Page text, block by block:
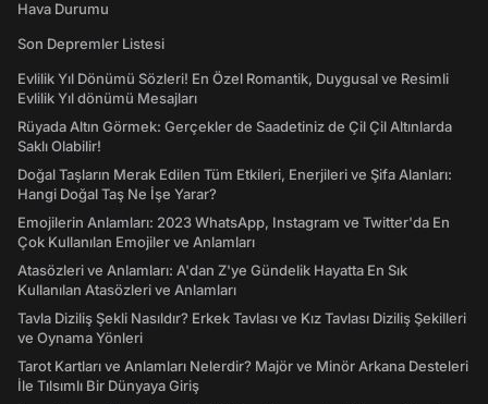
Hava Durumu
Son Depremler Listesi
Evlilik Yıl Dönümü Sözleri! En Özel Romantik, Duygusal ve Resimli
Evlilik Yıl dönümü Mesajları
Rüyada Altın Görmek: Gerçekler de Saadetiniz de Çil Çil Altınlarda
Saklı Olabilir!
Doğal Taşların Merak Edilen Tüm Etkileri, Enerjileri ve Şifa Alanları:
Hangi Doğal Taş Ne İşe Yarar?
Emojilerin Anlamları: 2023 WhatsApp, Instagram ve Twitter'da En
Çok Kullanılan Emojiler ve Anlamları
Atasözleri ve Anlamları: A'dan Z'ye Gündelik Hayatta En Sık
Kullanılan Atasözleri ve Anlamları
Tavla Diziliş Şekli Nasıldır? Erkek Tavlası ve Kız Tavlası Diziliş Şekilleri
ve Oynama Yönleri
Tarot Kartları ve Anlamları Nelerdir? Majör ve Minör Arkana Desteleri
İle Tılsımlı Bir Dünyaya Giriş